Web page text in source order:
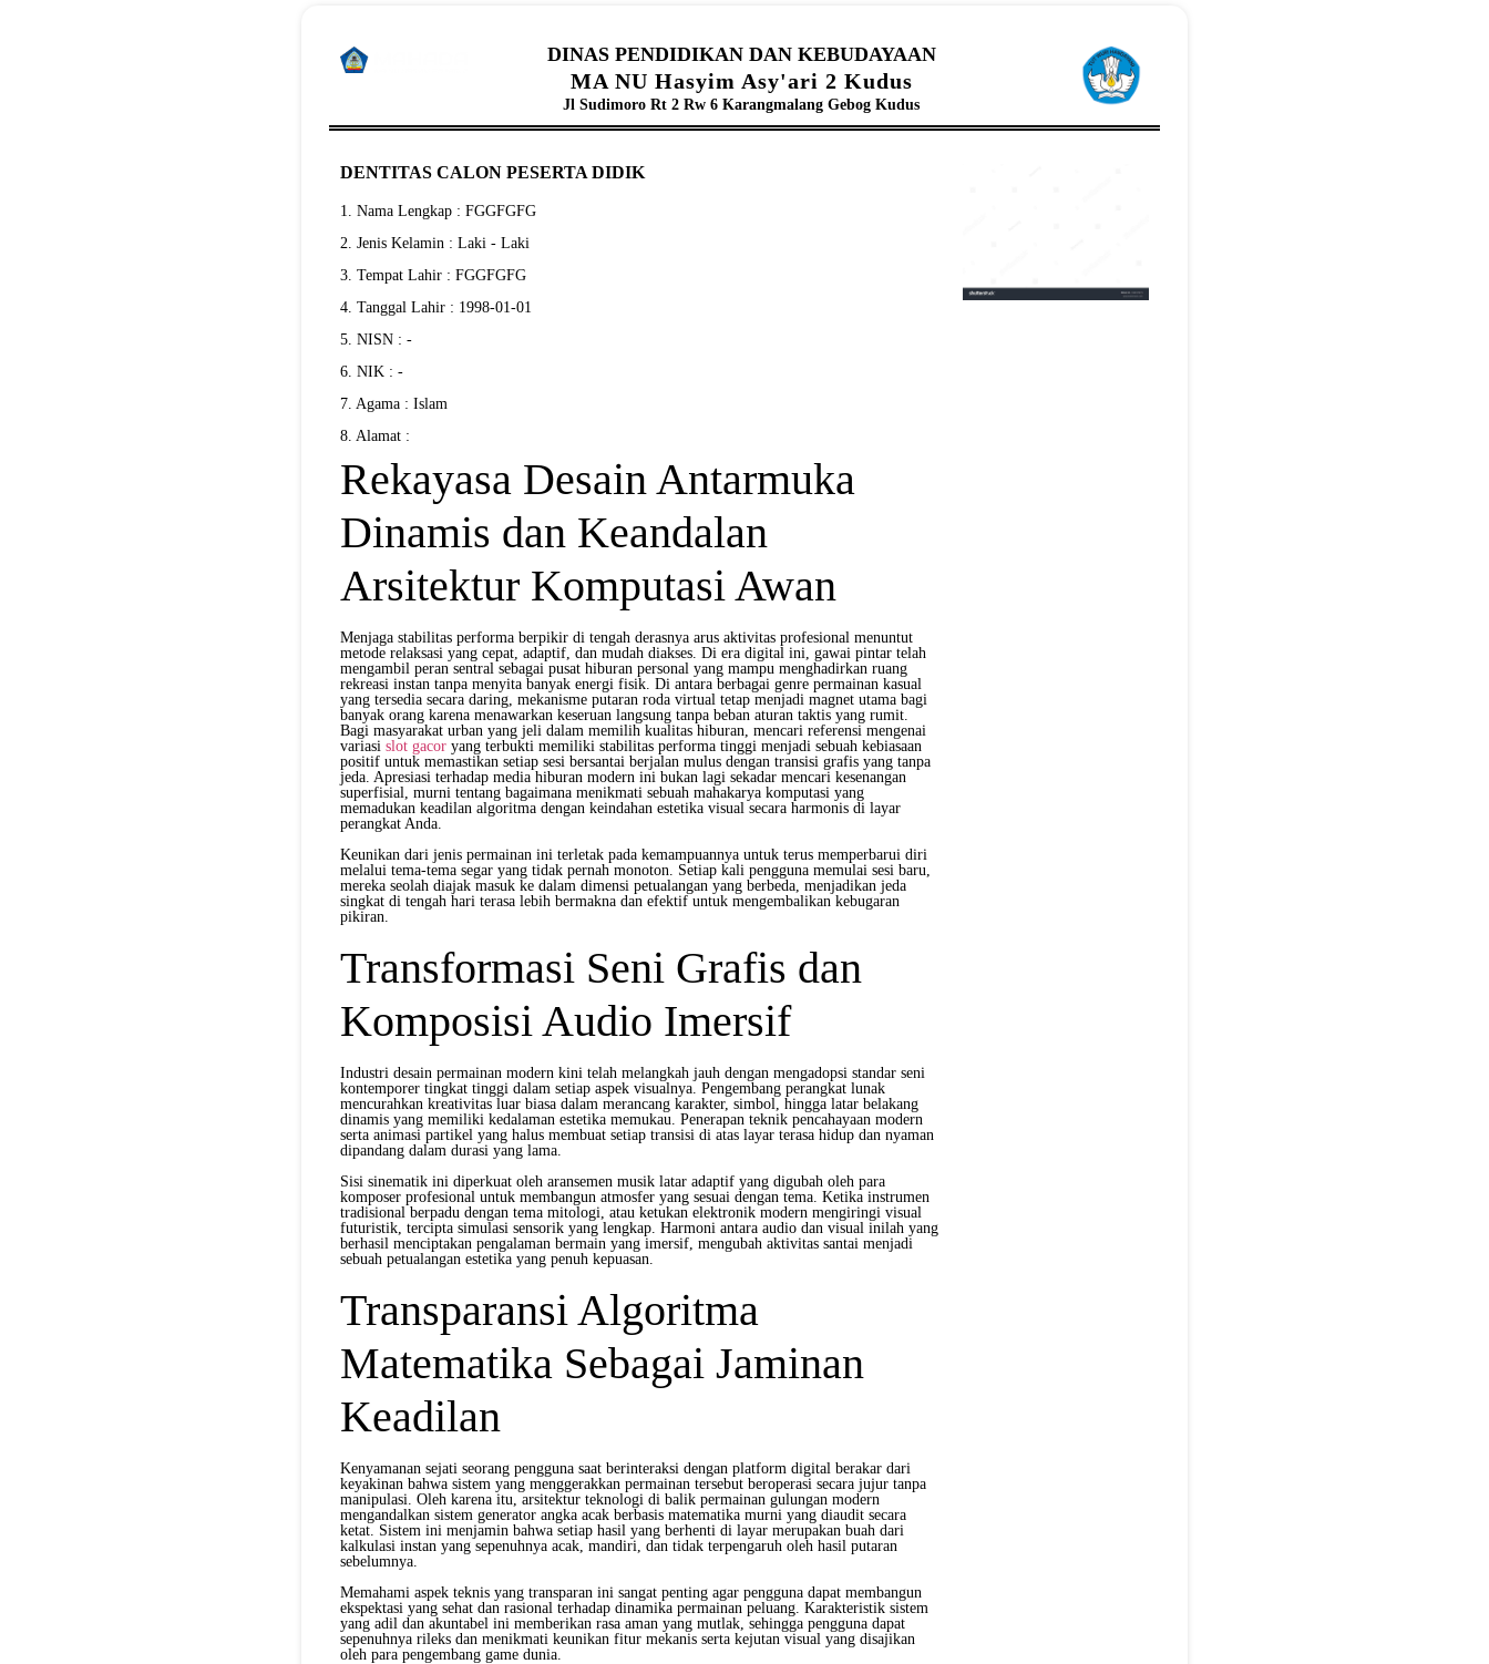
DINAS PENDIDIKAN DAN KEBUDAYAAN
MA NU Hasyim Asy'ari 2 Kudus
Jl Sudimoro Rt 2 Rw 6 Karangmalang Gebog Kudus
DENTITAS CALON PESERTA DIDIK
1. Nama Lengkap : FGGFGFG
2. Jenis Kelamin : Laki - Laki
3. Tempat Lahir : FGGFGFG
4. Tanggal Lahir : 1998-01-01
5. NISN : -
6. NIK : -
7. Agama : Islam
8. Alamat :
Rekayasa Desain Antarmuka
Dinamis dan Keandalan
Arsitektur Komputasi Awan
Menjaga stabilitas performa berpikir di tengah derasnya arus aktivitas profesional menuntut
metode relaksasi yang cepat, adaptif, dan mudah diakses. Di era digital ini, gawai pintar telah
mengambil peran sentral sebagai pusat hiburan personal yang mampu menghadirkan ruang
rekreasi instan tanpa menyita banyak energi fisik. Di antara berbagai genre permainan kasual
yang tersedia secara daring, mekanisme putaran roda virtual tetap menjadi magnet utama bagi
banyak orang karena menawarkan keseruan langsung tanpa beban aturan taktis yang rumit.
Bagi masyarakat urban yang jeli dalam memilih kualitas hiburan, mencari referensi mengenai
variasi slot gacor yang terbukti memiliki stabilitas performa tinggi menjadi sebuah kebiasaan
positif untuk memastikan setiap sesi bersantai berjalan mulus dengan transisi grafis yang tanpa
jeda. Apresiasi terhadap media hiburan modern ini bukan lagi sekadar mencari kesenangan
superfisial, murni tentang bagaimana menikmati sebuah mahakarya komputasi yang
memadukan keadilan algoritma dengan keindahan estetika visual secara harmonis di layar
perangkat Anda.
Keunikan dari jenis permainan ini terletak pada kemampuannya untuk terus memperbarui diri
melalui tema-tema segar yang tidak pernah monoton. Setiap kali pengguna memulai sesi baru,
mereka seolah diajak masuk ke dalam dimensi petualangan yang berbeda, menjadikan jeda
singkat di tengah hari terasa lebih bermakna dan efektif untuk mengembalikan kebugaran
pikiran.
Transformasi Seni Grafis dan
Komposisi Audio Imersif
Industri desain permainan modern kini telah melangkah jauh dengan mengadopsi standar seni
kontemporer tingkat tinggi dalam setiap aspek visualnya. Pengembang perangkat lunak
mencurahkan kreativitas luar biasa dalam merancang karakter, simbol, hingga latar belakang
dinamis yang memiliki kedalaman estetika memukau. Penerapan teknik pencahayaan modern
serta animasi partikel yang halus membuat setiap transisi di atas layar terasa hidup dan nyaman
dipandang dalam durasi yang lama.
Sisi sinematik ini diperkuat oleh aransemen musik latar adaptif yang digubah oleh para
komposer profesional untuk membangun atmosfer yang sesuai dengan tema. Ketika instrumen
tradisional berpadu dengan tema mitologi, atau ketukan elektronik modern mengiringi visual
futuristik, tercipta simulasi sensorik yang lengkap. Harmoni antara audio dan visual inilah yang
berhasil menciptakan pengalaman bermain yang imersif, mengubah aktivitas santai menjadi
sebuah petualangan estetika yang penuh kepuasan.
Transparansi Algoritma
Matematika Sebagai Jaminan
Keadilan
Kenyamanan sejati seorang pengguna saat berinteraksi dengan platform digital berakar dari
keyakinan bahwa sistem yang menggerakkan permainan tersebut beroperasi secara jujur tanpa
manipulasi. Oleh karena itu, arsitektur teknologi di balik permainan gulungan modern
mengandalkan sistem generator angka acak berbasis matematika murni yang diaudit secara
ketat. Sistem ini menjamin bahwa setiap hasil yang berhenti di layar merupakan buah dari
kalkulasi instan yang sepenuhnya acak, mandiri, dan tidak terpengaruh oleh hasil putaran
sebelumnya.
Memahami aspek teknis yang transparan ini sangat penting agar pengguna dapat membangun
ekspektasi yang sehat dan rasional terhadap dinamika permainan peluang. Karakteristik sistem
yang adil dan akuntabel ini memberikan rasa aman yang mutlak, sehingga pengguna dapat
sepenuhnya rileks dan menikmati keunikan fitur mekanis serta kejutan visual yang disajikan
oleh para pengembang game dunia.